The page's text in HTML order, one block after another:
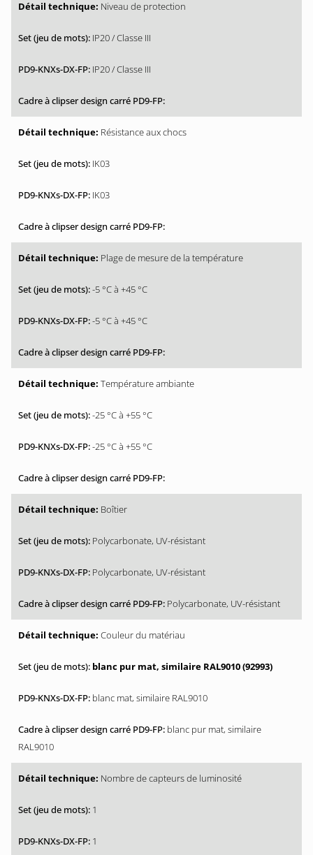
Niveau de protection
IP20 / Classe III
IP20 / Classe III
Résistance aux chocs
IK03
IK03
Plage de mesure de la température
-5 °C à +45 °C
-5 °C à +45 °C
Température ambiante
-25 °C à +55 °C
-25 °C à +55 °C
Boîtier
Polycarbonate, UV-résistant
Polycarbonate, UV-résistant
Polycarbonate, UV-résistant
Couleur du matériau
blanc pur mat, similaire RAL9010 (92993)
blanc mat, similaire RAL9010
blanc pur mat, similaire
RAL9010
Nombre de capteurs de luminosité
1
1